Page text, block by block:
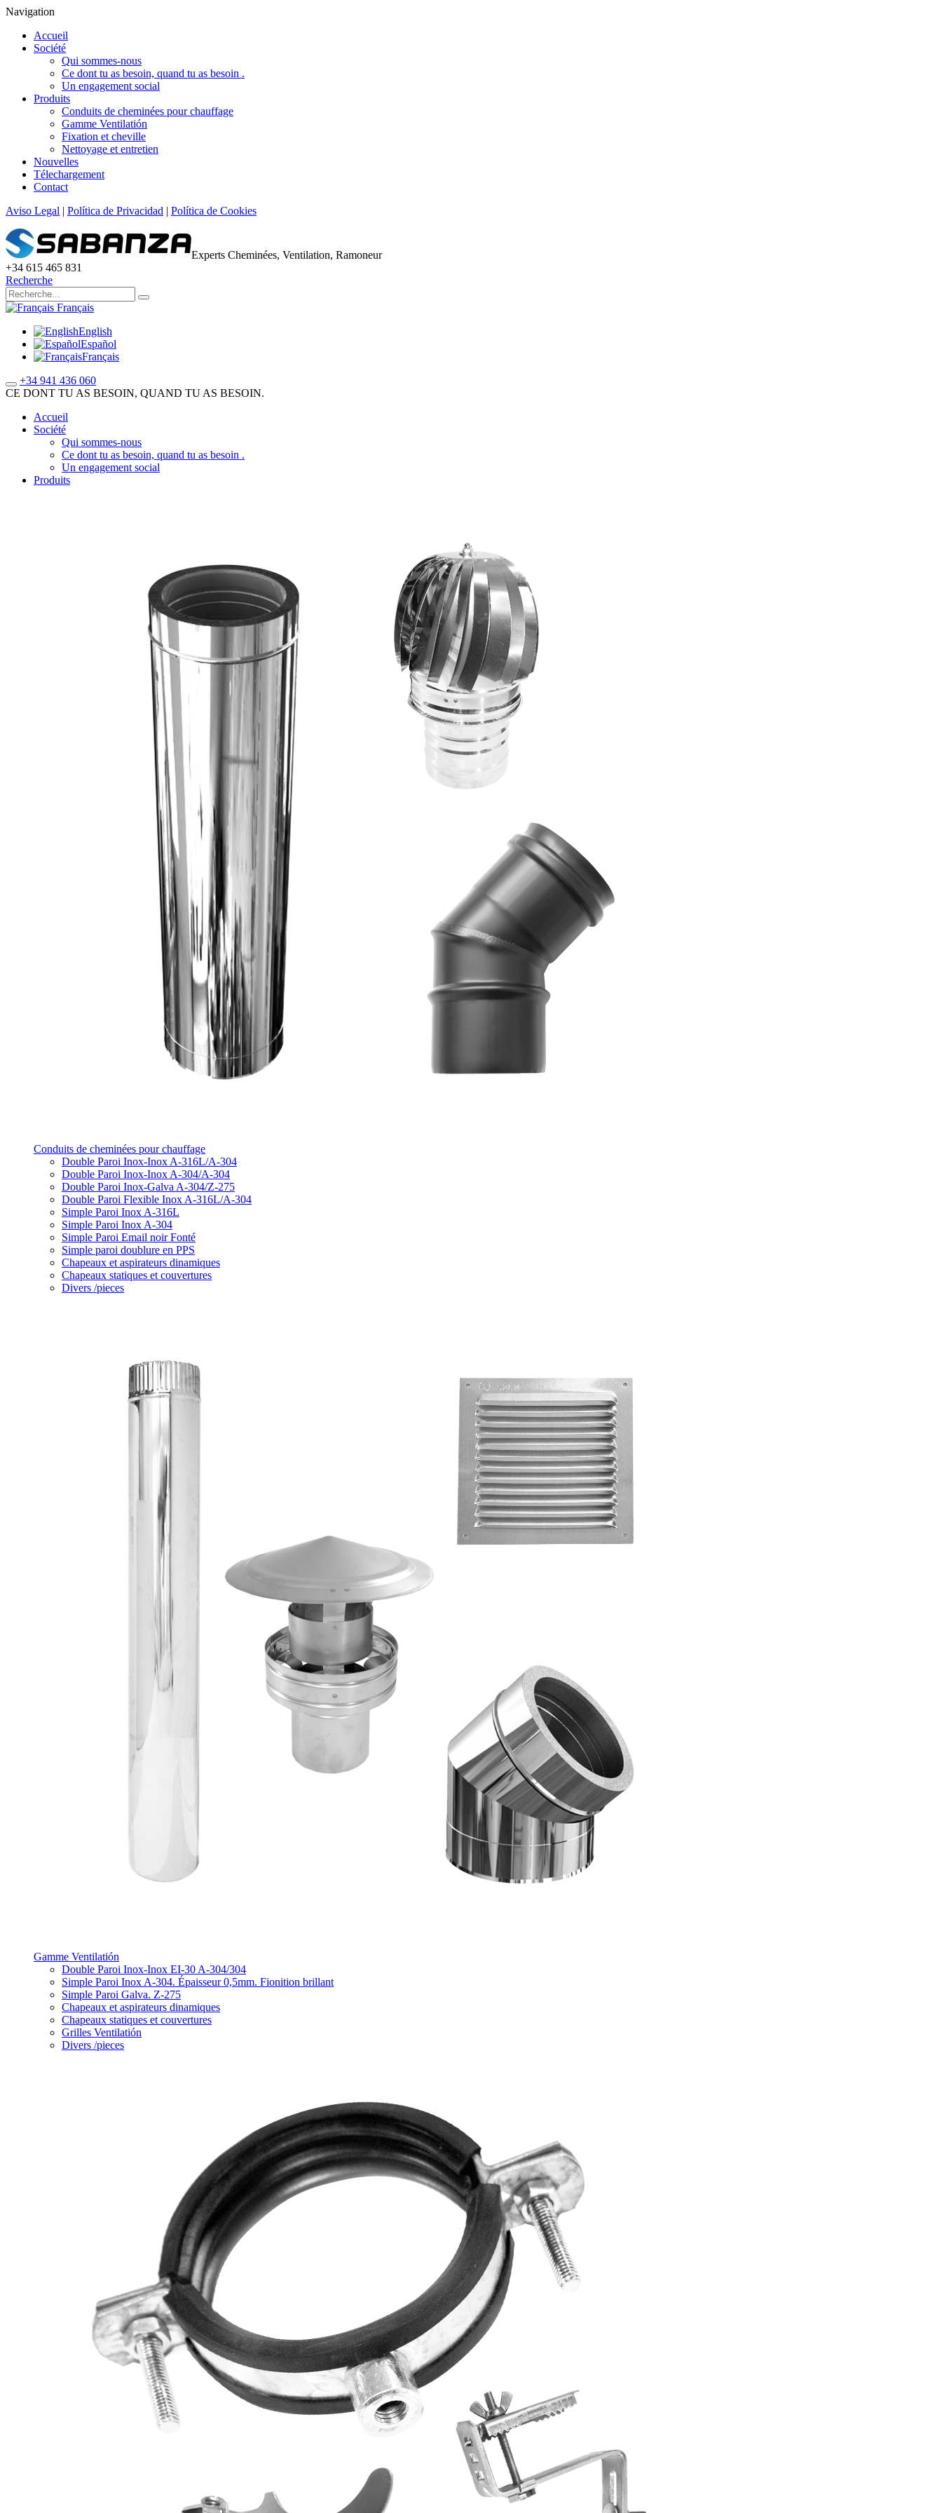
Navigation
Accueil
Société
Qui sommes-nous
Ce dont tu as besoin, quand tu as besoin .
Un engagement social
Produits
Conduits de cheminées pour chauffage
Gamme Ventilatión
Fixation et cheville
Nettoyage et entretien
Nouvelles
Télechargement
Contact
Aviso Legal | Política de Privacidad | Política de Cookies
Experts Cheminées, Ventilation, Ramoneur
+34 615 465 831
Recherche
Français
English
Español
Français
+34 941 436 060
CE DONT TU AS BESOIN, QUAND TU AS BESOIN.
Accueil
Société
Qui sommes-nous
Ce dont tu as besoin, quand tu as besoin .
Un engagement social
Produits
Conduits de cheminées pour chauffage
Double Paroi Inox-Inox A-316L/A-304
Double Paroi Inox-Inox A-304/A-304
Double Paroi Inox-Galva A-304/Z-275
Double Paroi Flexible Inox A-316L/A-304
Simple Paroi Inox A-316L
Simple Paroi Inox A-304
Simple Paroi Email noir Fonté
Simple paroi doublure en PPS
Chapeaux et aspirateurs dinamiques
Chapeaux statiques et couvertures
Divers /pieces
Gamme Ventilatión
Double Paroi Inox-Inox EI-30 A-304/304
Simple Paroi Inox A-304. Épaisseur 0,5mm. Fionition brillant
Simple Paroi Galva. Z-275
Chapeaux et aspirateurs dinamiques
Chapeaux statiques et couvertures
Grilles Ventilatión
Divers /pieces